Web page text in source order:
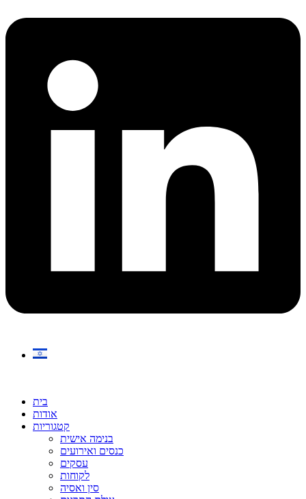
בית
אודות
קטגוריות
בנימה אישית
כנסים ואירועים
עסקים
לקוחות
סין ואסיה